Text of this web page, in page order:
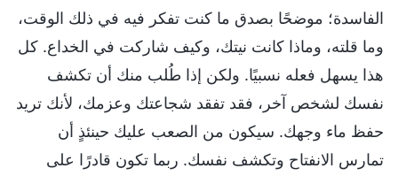
الفاسدة؛ موضحًا بصدق ما كنت تفكر فيه في ذلك الوقت،
وما قلته، وماذا كانت نيتك، وكيف شاركت في الخداع. كل
هذا يسهل فعله نسبيًا. ولكن إذا طُلب منك أن تكشف
نفسك لشخص آخر، فقد تفقد شجاعتك وعزمك، لأنك تريد
حفظ ماء وجهك. سيكون من الصعب عليك حينئذٍ أن
تمارس الانفتاح وتكشف نفسك. ربما تكون قادرًا على